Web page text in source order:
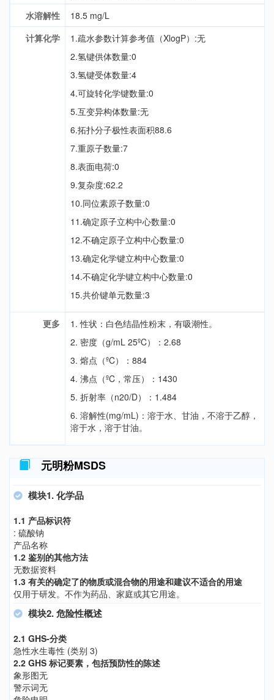
水溶解性
18.5 mg/L
计算化学
1.疏水参数计算参考值（XlogP）:无
2.氢键供体数量:0
3.氢键受体数量:4
4.可旋转化学键数量:0
5.互变异构体数量:无
6.拓扑分子极性表面积88.6
7.重原子数量:7
8.表面电荷:0
9.复杂度:62.2
10.同位素原子数量:0
11.确定原子立构中心数量:0
12.不确定原子立构中心数量:0
13.确定化学键立构中心数量:0
14.不确定化学键立构中心数量:0
15.共价键单元数量:3
更多
1. 性状：白色结晶性粉末，有吸潮性。
2. 密度（g/mL 25ºC）：2.68
3. 熔点（ºC）：884
4. 沸点（ºC，常压）：1430
5. 折射率（n20/D）：1.484
6. 溶解性(mg/mL)：溶于水、甘油，不溶于乙醇，
溶于水，溶于甘油。
元明粉MSDS
模块1. 化学品
1.1 产品标识符
: 硫酸钠
产品名称
1.2 鉴别的其他方法
无数据资料
1.3 有关的确定了的物质或混合物的用途和建议不适合的用途
仅用于研发。不作为药品、家庭或其它用途。
模块2. 危险性概述
2.1 GHS-分类
急性水生毒性 (类别 3)
2.2 GHS 标记要素，包括预防性的陈述
象形图无
警示词无